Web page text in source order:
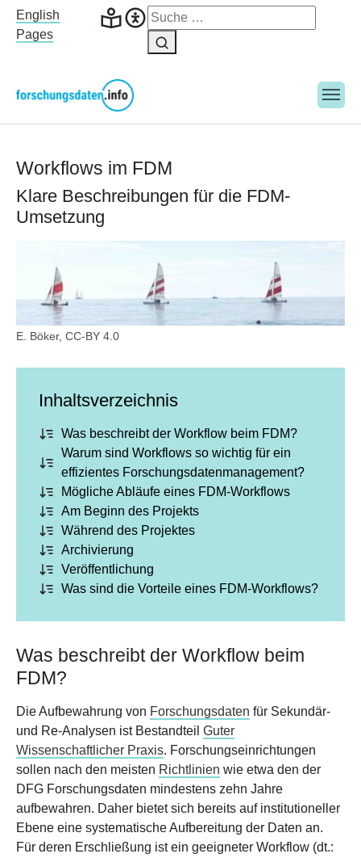
Skip to main navigation
Skip to main content
Skip to page footer
English
Pages
Work­flows im FDM
Klare Beschreibungen für die FDM-
Umsetzung
E. Böker, CC-BY 4.0
Inhaltsverzeichnis
Was beschreibt der Workflow beim FDM?
Warum sind Workflows so wichtig für ein
effizientes Forschungsdatenmanagement?
Mögliche Abläufe eines FDM-Workflows
Am Beginn des Projekts
Während des Projektes
Archivierung
Veröffentlichung
Was sind die Vorteile eines FDM-Workflows?
Was beschreibt der Workflow beim
FDM?
Die Aufbewahrung von Forschungsdaten für Sekundär-
und Re-Analysen ist Bestandteil Guter
Wissenschaftlicher Praxis. Forschungseinrichtungen
sollen nach den meisten Richtlinien wie etwa den der
DFG Forschungsdaten mindestens zehn Jahre
aufbewahren. Daher bietet sich bereits auf institutioneller
Ebene eine systematische Aufbereitung der Daten an.
Für deren Erschließung ist ein geeigneter Workflow (dt.: